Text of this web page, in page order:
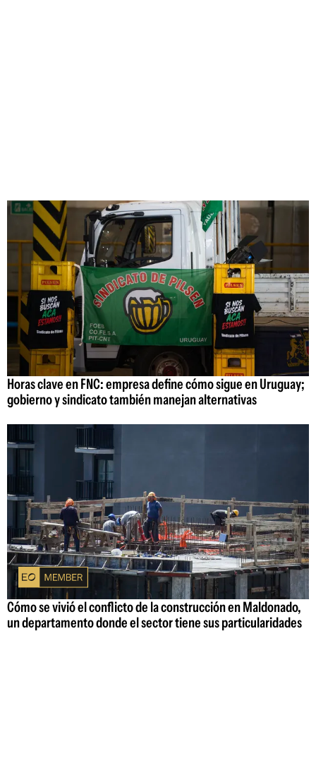
Horas clave en FNC: empresa define cómo sigue en Uruguay;
gobierno y sindicato también manejan alternativas
Cómo se vivió el conflicto de la construcción en Maldonado,
un departamento donde el sector tiene sus particularidades